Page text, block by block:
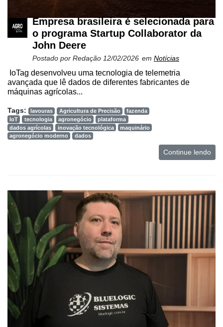
Empresa brasileira é selecionada para
o programa Startup Collaborator da
John Deere
Postado por Redação 12/02/2026 em Notícias
IoTag desenvolveu uma tecnologia de telemetria
avançada que lê dados de diferentes fabricantes de
máquinas agrícolas...
Tags: lavouras Agricultura de Precisão
fazenda
IoT
tecnologia agronegócio
plataforma
dados agrícolas
inovação tecnológica
maquinário
agronegócio moderno
dados
Continue lendo